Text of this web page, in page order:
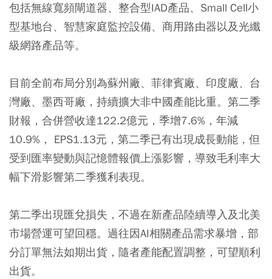
包括無線寬頻閘道器、整合型IAD產品、Small Cell小
型基地台、智慧家庭監控設備、商用路由器以及光纖
級網路產品等。
目前全前布局分別為蘇州廠、菲律賓廠、印度廠、台
灣廠、墨西哥廠，持續擴大非中國產能比重。第二季
財報，合併營收達122.2億元，季增7.6%，年減
10.9%， EPS1.13元，第二季已有出現成長動能，但
受到匯率變動與記憶體報價上漲影響，導致毛利率大
幅下滑影響第二季獲利表現。
第二季出現匯兌損失，不過在新產品陸續導入及北美
市場營運可望回穩。過往因AI相關產品需求暴增，部
分訂單無法如期出貨，隨者產能配置調整，可望順利
出貨。